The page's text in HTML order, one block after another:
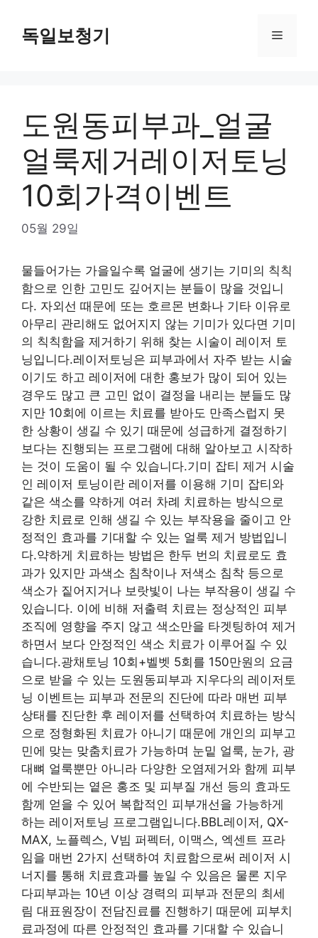
content독일보청기 Menu
도원동피부과_얼굴
얼룩제거레이저토닝
10회가격이벤트
05월 29일
물들어가는 가을일수록 얼굴에 생기는 기미의 칙칙
함으로 인한 고민도 깊어지는 분들이 많을 것입니
다. 자외선 때문에 또는 호르몬 변화나 기타 이유로
아무리 관리해도 없어지지 않는 기미가 있다면 기미
의 칙칙함을 제거하기 위해 찾는 시술이 레이저 토
닝입니다.레이저토닝은 피부과에서 자주 받는 시술
이기도 하고 레이저에 대한 홍보가 많이 되어 있는
경우도 많고 큰 고민 없이 결정을 내리는 분들도 많
지만 10회에 이르는 치료를 받아도 만족스럽지 못
한 상황이 생길 수 있기 때문에 성급하게 결정하기
보다는 진행되는 프로그램에 대해 알아보고 시작하
는 것이 도움이 될 수 있습니다.기미 잡티 제거 시술
인 레이저 토닝이란 레이저를 이용해 기미 잡티와
같은 색소를 약하게 여러 차례 치료하는 방식으로
강한 치료로 인해 생길 수 있는 부작용을 줄이고 안
정적인 효과를 기대할 수 있는 얼룩 제거 방법입니
다.약하게 치료하는 방법은 한두 번의 치료로도 효
과가 있지만 과색소 침착이나 저색소 침착 등으로
색소가 짙어지거나 보랏빛이 나는 부작용이 생길 수
있습니다. 이에 비해 저출력 치료는 정상적인 피부
조직에 영향을 주지 않고 색소만을 타겟팅하여 제거
하면서 보다 안정적인 색소 치료가 이루어질 수 있
습니다.광채토닝 10회+벨벳 5회를 150만원의 요금
으로 받을 수 있는 도원동피부과 지우다의 레이저토
닝 이벤트는 피부과 전문의 진단에 따라 매번 피부
상태를 진단한 후 레이저를 선택하여 치료하는 방식
으로 정형화된 치료가 아니기 때문에 개인의 피부고
민에 맞는 맞춤치료가 가능하며 눈밑 얼룩, 눈가, 광
대뼈 얼룩뿐만 아니라 다양한 오염제거와 함께 피부
에 수반되는 옅은 홍조 및 피부질 개선 등의 효과도
함께 얻을 수 있어 복합적인 피부개선을 가능하게
하는 레이저토닝 프로그램입니다.BBL레이저, QX-
MAX, 노플렉스, V빔 퍼펙터, 이맥스, 엑센트 프라
임을 매번 2가지 선택하여 치료함으로써 레이저 시
너지를 통해 치료효과를 높일 수 있음은 물론 지우
다피부과는 10년 이상 경력의 피부과 전문의 최세
림 대표원장이 전담진료를 진행하기 때문에 피부치
료과정에 따른 안정적인 효과를 기대할 수 있습니